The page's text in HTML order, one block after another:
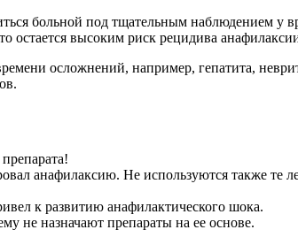
больной под тщательным наблюдением у
остается высоким риск рецидива
осложнений, например, гепатита,
анафилаксию. Не используются также те
к развитию анафилактического шока.
не назначают препараты на ее основе.